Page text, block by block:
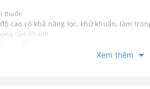
thuốc
cao có khả năng lọc, khử khuẩn, làm
cực nhanh
lọc và lọc THAN hoạt tính diệt khuẩn thời
Xem thêm